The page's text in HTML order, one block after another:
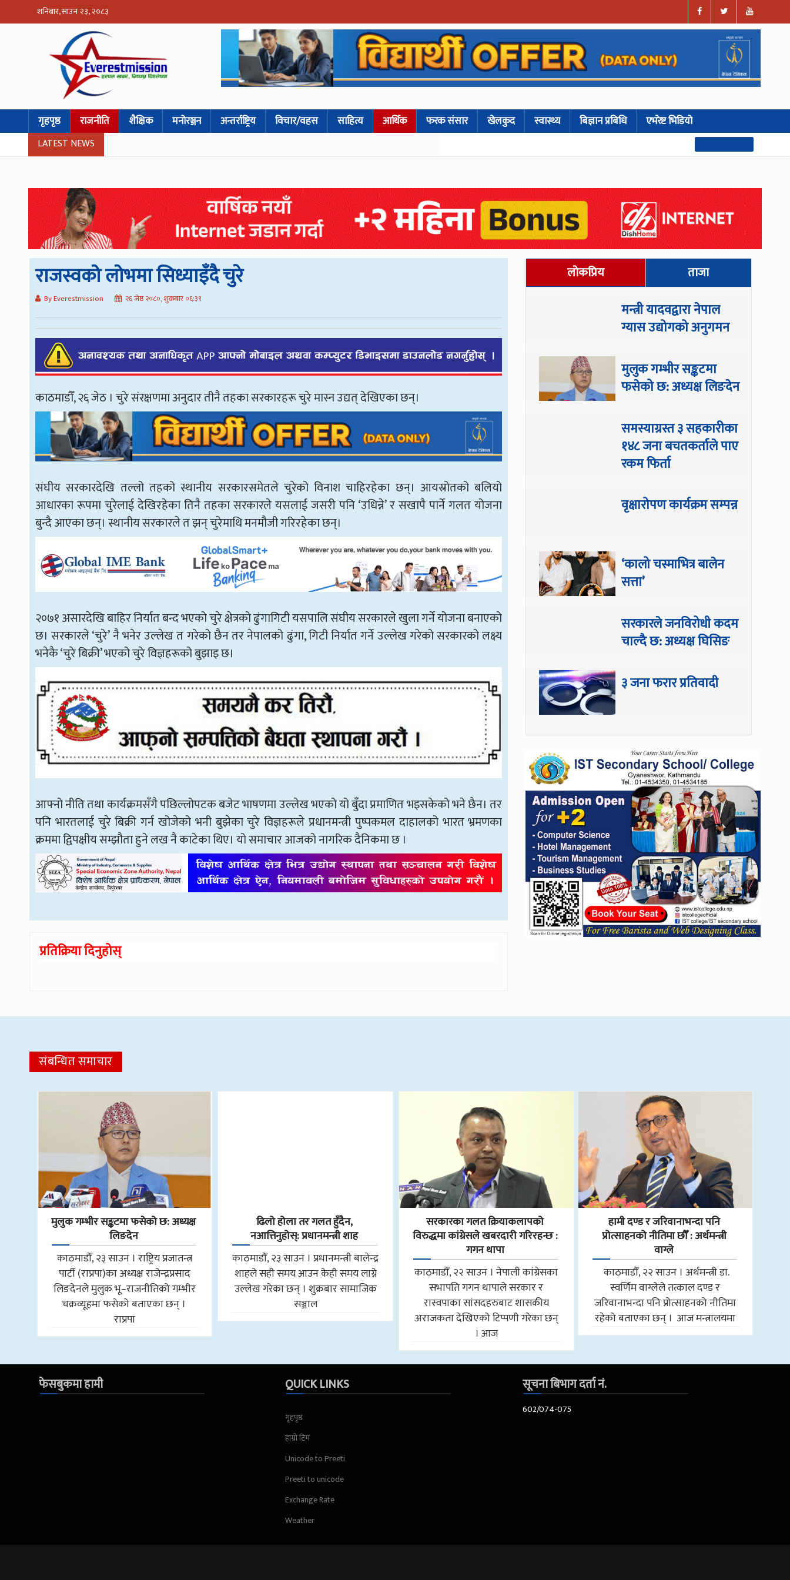
शनिबार, साउन २३, २०८३
गृहपृष्ठ राजनीति शैक्षिक मनोरञ्जन अन्तर्राष्ट्रिय विचार/वहस साहित्य आर्थिक फरक संसार खेलकुद स्वास्थ्य बिज्ञान प्रबिधि एभरेष्ट भिडियो
LATEST NEWS
राजस्वको लोभमा सिध्याइँदै चुरे
By Everestmission २६ जेष्ठ २०८०, शुक्रबार ०६:३९
काठमाडौँ, २६ जेठ । चुरे संरक्षणमा अनुदार तीनै तहका सरकारहरू चुरे मास्न उद्यत् देखिएका छन्।
संघीय सरकारदेखि तल्लो तहको स्थानीय सरकारसमेतले चुरेको विनाश चाहिरहेका छन्। आयस्रोतको बलियो
आधारका रूपमा चुरेलाई देखिरहेका तिनै तहका सरकारले यसलाई जसरी पनि ‘उधिन्ने’ र सखापै पार्ने गलत योजना
बुन्दै आएका छन्। स्थानीय सरकारले त झन् चुरेमाथि मनमौजी गरिरहेका छन्।
२०७१ असारदेखि बाहिर निर्यात बन्द भएको चुरे क्षेत्रको ढुंगागिटी यसपालि संघीय सरकारले खुला गर्ने योजना बनाएको
छ। सरकारले ‘चुरे’ नै भनेर उल्लेख त गरेको छैन तर नेपालको ढुंगा, गिटी निर्यात गर्ने उल्लेख गरेको सरकारको लक्ष्य
भनेकै ‘चुरे बिक्री’ भएको चुरे विज्ञहरूको बुझाइ छ।
आफ्नो नीति तथा कार्यक्रमसँगै पछिल्लोपटक बजेट भाषणमा उल्लेख भएको यो बुँदा प्रमाणित भइसकेको भने छैन। तर
पनि भारतलाई चुरे बिक्री गर्न खोजेको भनी बुझेका चुरे विज्ञहरूले प्रधानमन्त्री पुष्पकमल दाहालको भारत भ्रमणका
क्रममा द्विपक्षीय सम्झौता हुने लख नै काटेका थिए। यो समाचार आजको नागरिकदैनिकमा छ ।
प्रतिक्रिया दिनुहोस्
लोकप्रिय ताजा
मन्त्री यादवद्वारा नेपाल
ग्यास उद्योगको अनुगमन
मुलुक गम्भीर सङ्कटमा
फसेको छ: अध्यक्ष लिङदेन
समस्याग्रस्त ३ सहकारीका
१४८ जना बचतकर्ताले पाए
रकम फिर्ता
वृक्षारोपण कार्यक्रम सम्पन्न
‘कालो चस्माभित्र बालेन
सत्ता’
सरकारले जनविरोधी कदम
चाल्दै छ: अध्यक्ष घिसिङ
३ जना फरार प्रतिवादी
संबन्धित समाचार
मुलुक गम्भीर सङ्कटमा फसेको छ: अध्यक्ष
लिङदेन
काठमाडौँ, २३ साउन । राष्ट्रिय प्रजातन्त्र
पार्टी (राप्रपा)का अध्यक्ष राजेन्द्रप्रसाद
लिङदेनले मुलुक भू–राजनीतिको गम्भीर
चक्रव्यूहमा फसेको बताएका छन् ।
राप्रपा
ढिलो होला तर गलत हुँदैन,
नआत्तिनुहोस्: प्रधानमन्त्री शाह
काठमाडौँ, २३ साउन । प्रधानमन्त्री बालेन्द्र
शाहले सही समय आउन केही समय लाग्ने
उल्लेख गरेका छन् । शुक्रबार सामाजिक
सञ्जाल
सरकारका गलत क्रियाकलापको
विरुद्धमा कांग्रेसले खबरदारी गरिरहन्छ :
गगन थापा
काठमाडौँ, २२ साउन । नेपाली कांग्रेसका
सभापति गगन थापाले सरकार र
रास्वपाका सांसदहरुबाट शासकीय
अराजकता देखिएको टिप्पणी गरेका छन्
। आज
हामी दण्ड र जरिवानाभन्दा पनि
प्रोत्साहनको नीतिमा छौँ : अर्थमन्त्री
वाग्ले
काठमाडौँ, २२ साउन । अर्थमन्त्री डा.
स्वर्णिम वाग्लेले तत्काल दण्ड र
जरिवानाभन्दा पनि प्रोत्साहनको नीतिमा
रहेको बताएका छन् । आज मन्त्रालयमा
फेसबुकमा हामी QUICK LINKS
गृहपृष्ठ
हाम्रो टिम
Unicode to Preeti
Preeti to unicode
Exchange Rate
Weather
सूचना बिभाग दर्ता नं.
602/074-075